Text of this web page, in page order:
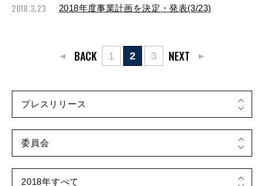
2018.3.23 2018年度事業計画を決定・発表(3/23)
BACK 1 2 3 NEXT